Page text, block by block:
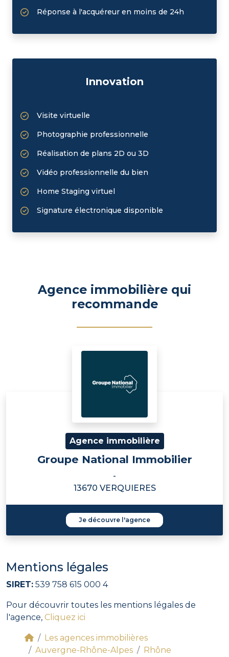
Réponse à l'acquéreur en moins de 24h
Innovation
Visite virtuelle
Photographie professionnelle
Réalisation de plans 2D ou 3D
Vidéo professionnelle du bien
Home Staging virtuel
Signature électronique disponible
Agence immobilière qui
recommande
Agence immobilière
Groupe National Immobilier
-
13670 VERQUIERES
Je découvre l'agence
Mentions légales
SIRET: 539 758 615 000 4
Pour découvrir toutes les mentions légales de
l'agence, Cliquez ici
Les agences immobilières
Auvergne-Rhône-Alpes
Rhône